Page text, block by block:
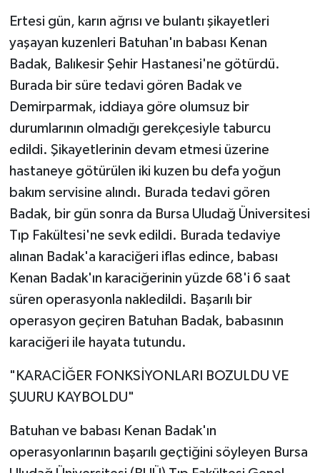
Ertesi gün, karın ağrısı ve bulantı şikayetleri
yaşayan kuzenleri Batuhan'ın babası Kenan
Badak, Balıkesir Şehir Hastanesi'ne götürdü.
Burada bir süre tedavi gören Badak ve
Demirparmak, iddiaya göre olumsuz bir
durumlarının olmadığı gerekçesiyle taburcu
edildi. Şikayetlerinin devam etmesi üzerine
hastaneye götürülen iki kuzen bu defa yoğun
bakım servisine alındı. Burada tedavi gören
Badak, bir gün sonra da Bursa Uludağ Üniversitesi
Tıp Fakültesi'ne sevk edildi. Burada tedaviye
alınan Badak'a karaciğeri iflas edince, babası
Kenan Badak'ın karaciğerinin yüzde 68'i 6 saat
süren operasyonla nakledildi. Başarılı bir
operasyon geçiren Batuhan Badak, babasının
karaciğeri ile hayata tutundu.
"KARACİĞER FONKSİYONLARI BOZULDU VE
ŞUURU KAYBOLDU"
Batuhan ve babası Kenan Badak'ın
operasyonlarının başarılı geçtiğini söyleyen Bursa